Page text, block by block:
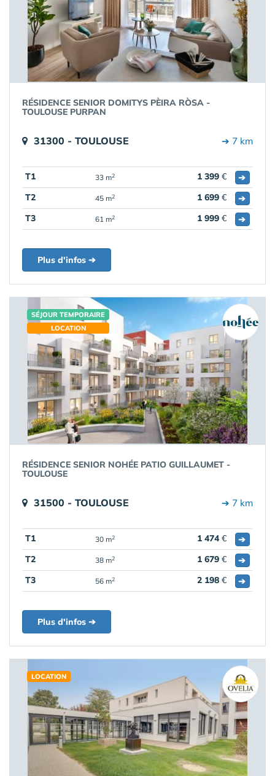
RÉSIDENCE SENIOR DOMITYS PÈIRA RÒSA -
TOULOUSE PURPAN
31300 - TOULOUSE ➔ 7 km
T1 33 m2 1 399 €
➔
T2
45 m2 1 699 €
➔
T3
61 m2 1 999 € ➔
Plus d'infos ➔
SÉJOUR TEMPORAIRE
LOCATION
RÉSIDENCE SENIOR NOHÉE PATIO GUILLAUMET -
TOULOUSE
31500 - TOULOUSE ➔ 7 km
T1 30 m2 1 474€
➔
T2
38 m2 1 679 €
➔
T3
56 m2 2 198 € ➔
Plus d'infos ➔
LOCATION